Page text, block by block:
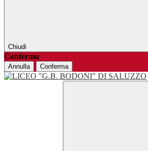
Chiudi
Conferma
Annulla Conferma